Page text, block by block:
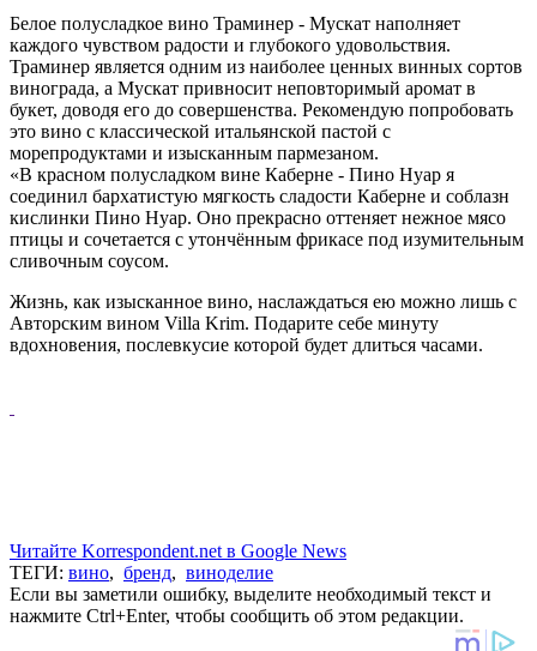
Белое полусладкое вино Траминер - Мускат наполняет
каждого чувством радости и глубокого удовольствия.
Траминер является одним из наиболее ценных винных сортов
винограда, а Мускат привносит неповторимый аромат в
букет, доводя его до совершенства. Рекомендую попробовать
это вино с классической итальянской пастой с
морепродуктами и изысканным пармезаном.
«В красном полусладком вине Каберне - Пино Нуар я
соединил бархатистую мягкость сладости Каберне и соблазн
кислинки Пино Нуар. Оно прекрасно оттеняет нежное мясо
птицы и сочетается с утончённым фрикасе под изумительным
сливочным соусом.
Жизнь, как изысканное вино, наслаждаться ею можно лишь с
Авторским вином Villa Krim. Подарите себе минуту
вдохновения, послевкусие которой будет длиться часами.
Читайте Korrespondent.net в Google News
ТЕГИ: вино, бренд, виноделие
Если вы заметили ошибку, выделите необходимый текст и
нажмите Ctrl+Enter, чтобы сообщить об этом редакции.